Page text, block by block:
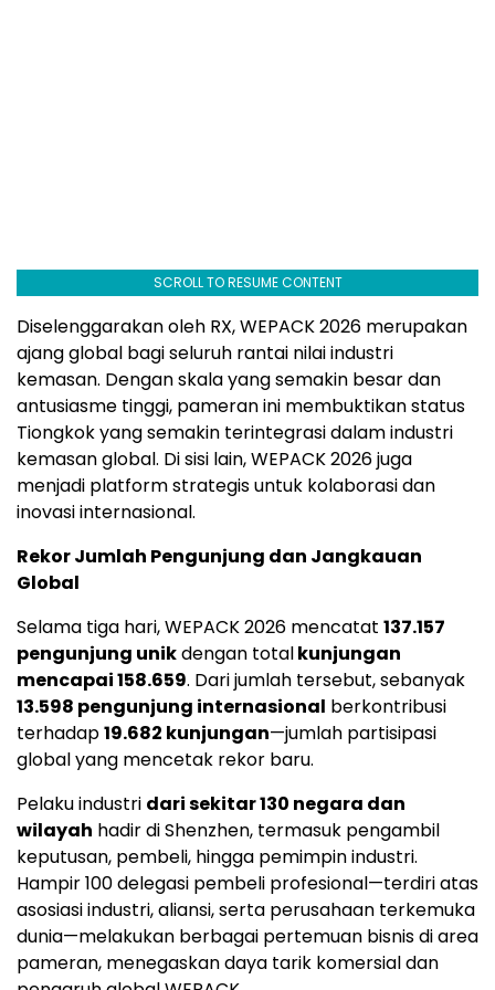
SCROLL TO RESUME CONTENT
Diselenggarakan oleh RX, WEPACK 2026 merupakan
ajang global bagi seluruh rantai nilai industri
kemasan. Dengan skala yang semakin besar dan
antusiasme tinggi, pameran ini membuktikan status
Tiongkok yang semakin terintegrasi dalam industri
kemasan global. Di sisi lain, WEPACK 2026 juga
menjadi platform strategis untuk kolaborasi dan
inovasi internasional.
Rekor Jumlah Pengunjung dan Jangkauan
Global
Selama tiga hari, WEPACK 2026 mencatat 137.157
pengunjung unikdengan totalkunjungan
mencapai 158.659. Dari jumlah tersebut, sebanyak
13.598 pengunjung internasional berkontribusi
terhadap19.682 kunjungan—jumlah partisipasi
global yang mencetak rekor baru.
Pelaku industri dari sekitar 130 negara dan
wilayah hadir di Shenzhen, termasuk pengambil
keputusan, pembeli, hingga pemimpin industri.
Hampir 100 delegasi pembeli profesional—terdiri atas
asosiasi industri, aliansi, serta perusahaan terkemuka
dunia—melakukan berbagai pertemuan bisnis di area
pameran, menegaskan daya tarik komersial dan